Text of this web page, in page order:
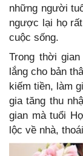
những người
ngược lại họ
cuộc sống.
Trong thời
lắng cho bản
kiếm tiền, làm
gia tăng thu
gian mà tuổi
lộc về nhà,